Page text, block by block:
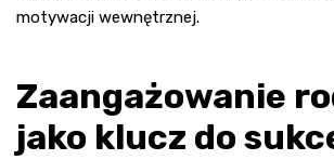
motywacji wewnętrznej.
Zaangażowanie
jako klucz do